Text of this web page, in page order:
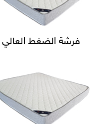
فرشة الضغط العالي